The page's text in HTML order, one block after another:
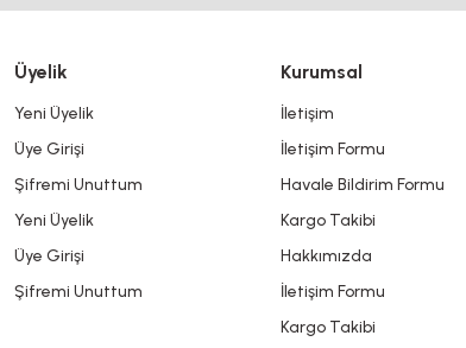
Üyelik
Yeni Üyelik
Üye Girişi
Şifremi Unuttum
Yeni Üyelik
Üye Girişi
Şifremi Unuttum
Kurumsal
İletişim
İletişim Formu
Havale Bildirim Formu
Kargo Takibi
Hakkımızda
İletişim Formu
Kargo Takibi